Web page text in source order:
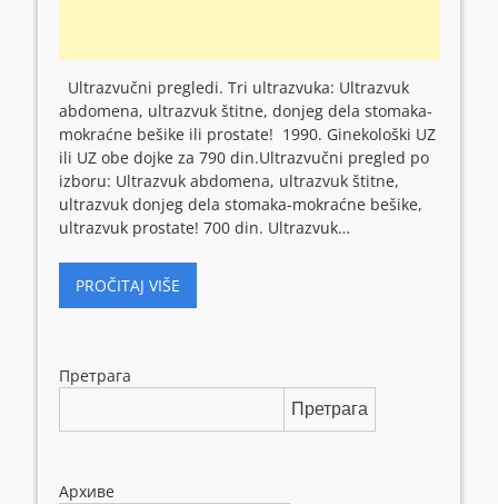
Ultrazvučni pregledi. Tri ultrazvuka: Ultrazvuk
abdomena, ultrazvuk štitne, donjeg dela stomaka-
mokraćne bešike ili prostate! 1990. Ginekološki UZ
ili UZ obe dojke za 790 din.Ultrazvučni pregled po
izboru: Ultrazvuk abdomena, ultrazvuk štitne,
ultrazvuk donjeg dela stomaka-mokraćne bešike,
ultrazvuk prostate! 700 din. Ultrazvuk…
PROČITAJ VIŠE
Претрага
Претрага
Архиве